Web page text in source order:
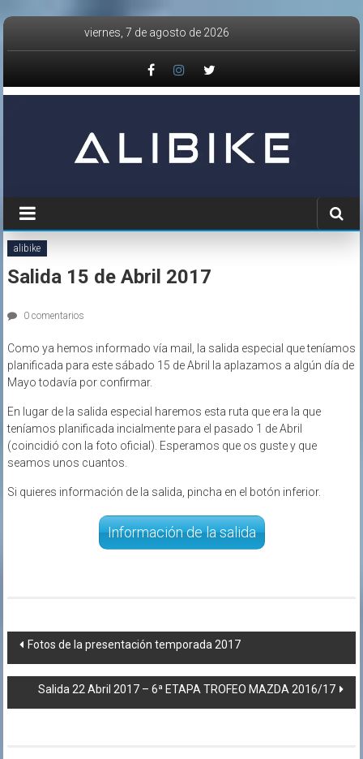
Saltar
viernes, 7 de agosto de 2026
alibike
Salida 15 de Abril 2017
0 comentarios
Como ya hemos informado vía mail, la salida especial que teníamos
planificada para este sábado 15 de Abril la aplazamos a algún día de
Mayo todavía por confirmar.
En lugar de la salida especial haremos esta ruta que era la que
teníamos planificada incialmente para el pasado 1 de Abril
(coincidió con la foto oficial). Esperamos que os guste y que
seamos unos cuantos.
Si quieres información de la salida, pincha en el botón inferior.
Información de la salida
Navegación
de
entradas
Fotos de la presentación temporada 2017
Salida 22 Abril 2017 – 6ª ETAPA TROFEO MAZDA 2016/17